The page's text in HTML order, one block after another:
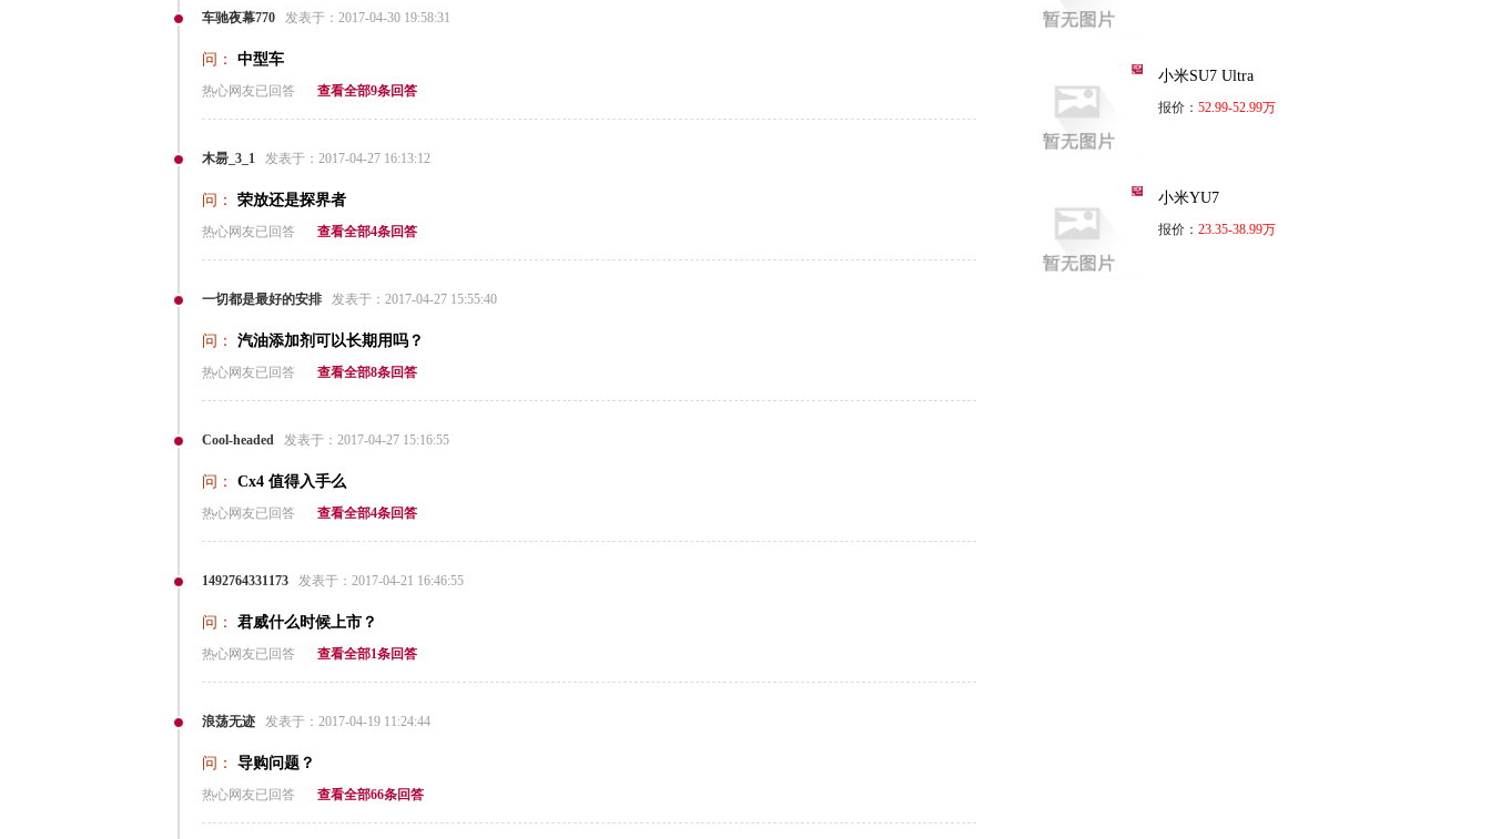
车驰夜幕770 发表于：2017-04-30 19:58:31
问： 中型车
热心网友已回答 查看全部9条回答
木昜_3_1 发表于：2017-04-27 16:13:12
问： 荣放还是探界者
热心网友已回答 查看全部4条回答
一切都是最好的安排 发表于：2017-04-27 15:55:40
问： 汽油添加剂可以长期用吗？
热心网友已回答 查看全部8条回答
Cool-headed 发表于：2017-04-27 15:16:55
问： Cx4 值得入手么
热心网友已回答 查看全部4条回答
1492764331173 发表于：2017-04-21 16:46:55
问： 君威什么时候上市？
热心网友已回答 查看全部1条回答
浪荡无迹 发表于：2017-04-19 11:24:44
问： 导购问题？
热心网友已回答 查看全部66条回答
小米SU7 Ultra
报价： 52.99-52.99万
小米YU7
报价： 23.35-38.99万